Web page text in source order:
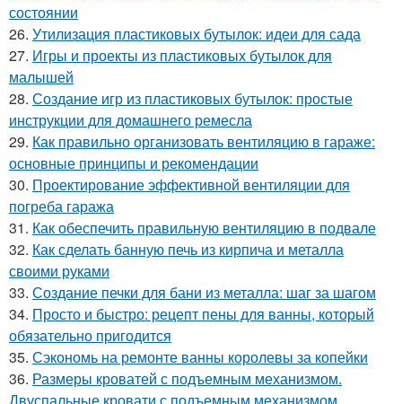
состоянии
26. Утилизация пластиковых бутылок: идеи для сада
27. Игры и проекты из пластиковых бутылок для
малышей
28. Создание игр из пластиковых бутылок: простые
инструкции для домашнего ремесла
29. Как правильно организовать вентиляцию в гараже:
основные принципы и рекомендации
30. Проектирование эффективной вентиляции для
погреба гаража
31. Как обеспечить правильную вентиляцию в подвале
32. Как сделать банную печь из кирпича и металла
своими руками
33. Создание печки для бани из металла: шаг за шагом
34. Просто и быстро: рецепт пены для ванны, который
обязательно пригодится
35. Сэкономь на ремонте ванны королевы за копейки
36. Размеры кроватей с подъемным механизмом.